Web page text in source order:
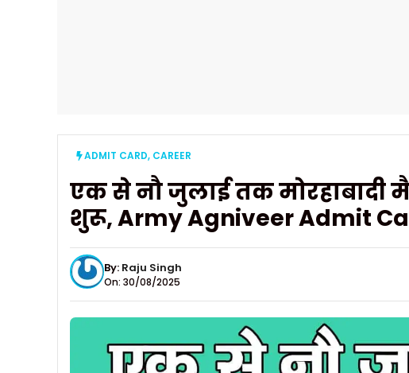
ADMIT CARD, CAREER
एक से नौ जुलाई तक मोरहाबादी
शुरू, Army Agniveer Admit
By: Raju Singh
On: 30/08/2025